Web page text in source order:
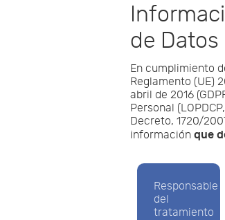
de Datos
En cumplimiento
Reglamento (UE)
abril de 2016
Personal
Decreto, 1720/
informaciónque
Responsable
del
tratamiento